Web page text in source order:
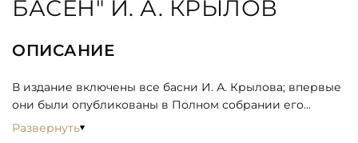
БАСЕН" И. А. КРЫЛОВ
ОПИСАНИЕ
В издание включены все басни И. А. Крылова; впервые
они были опубликованы в Полном собрании его
сочинений, выпущенном в Санкт-Петербурге
Развернуть